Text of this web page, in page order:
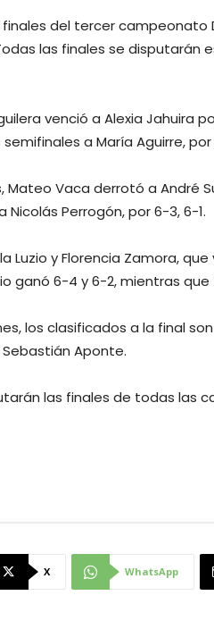
del tercer campeonato
las finales se disputarán
venció a Alexia Jahuira
a María Aguirre,
Vaca derrotó a André
Perrogón, por 6-3, 6-1.
Luzio y Florencia Zamora,
ganó 6-4 y 6-2, mientras que
los clasificados a la final
Aponte.
las finales de todas las
X WhatsApp